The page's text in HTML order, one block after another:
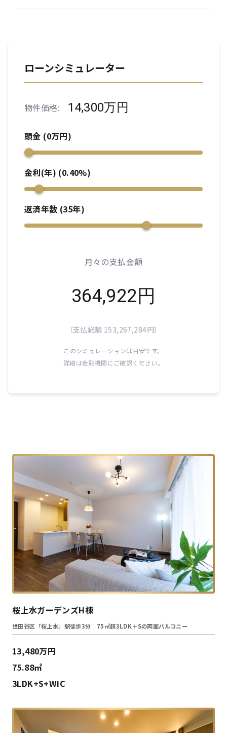
ローンシミュレーター
物件価格: 14,300万円
頭金 (0万円)
金利(年) (0.40%)
返済年数 (35年)
月々の支払金額
364,922円
（支払総額 153,267,284円）
このシミュレーションは目安です。
詳細は金融機関にご確認ください。
桜上水ガーデンズH棟
世田谷区「桜上水」駅徒歩3分｜75㎡超3LDK＋Sの両面バルコニー
13,480万円
75.88㎡
3LDK+S+WIC